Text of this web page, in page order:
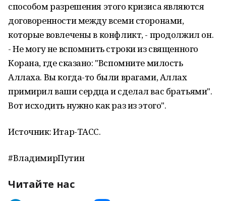
способом разрешения этого кризиса являются
договоренности между всеми сторонами,
которые вовлечены в конфликт, - продолжил он.
- Не могу не вспомнить строки из священного
Корана, где сказано: "Вспомните милость
Аллаха. Вы когда-то были врагами, Аллах
примирил ваши сердца и сделал вас братьями".
Вот исходить нужно как раз из этого".
Источник: Итар-ТАСС.
#ВладимирПутин
Читайте нас